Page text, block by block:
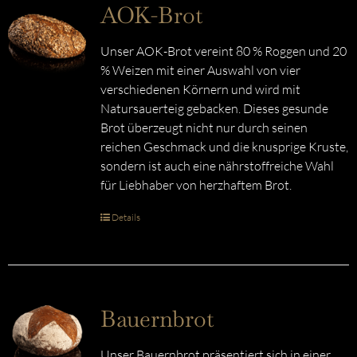
AOK-Brot
Unser AOK-Brot vereint 80 % Roggen und 20
% Weizen mit einer Auswahl von vier
verschiedenen Körnern und wird mit
Natursauerteig gebacken. Dieses gesunde
Brot überzeugt nicht nur durch seinen
reichen Geschmack und die knusprige Kruste,
sondern ist auch eine nährstoffreiche Wahl
für Liebhaber von herzhaftem Brot.
Details
Bauernbrot